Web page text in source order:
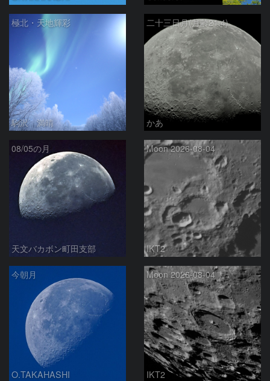
極北・天地輝彩
駒沢 満晴
二十三日月(月齢21.4)
かあ
08/05の月
天文バカボン町田支部
Moon 2026-08-04
IKT2
今朝月
O.TAKAHASHI
Moon 2026-08-04
IKT2